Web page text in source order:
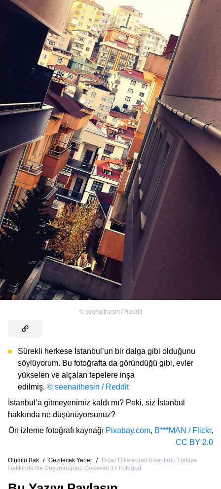
© seenaithesin / Reddit
Sürekli herkese İstanbul’un bir dalga gibi olduğunu
söylüyorum. Bu fotoğrafta da göründüğü gibi, evler
yükselen ve alçalan tepelere inşa
edilmiş. © seenaithesin / Reddit
İstanbul’a gitmeyenimiz kaldı mı? Peki, siz İstanbul
hakkında ne düşünüyorsunuz?
Ön izleme fotoğrafı kaynağı Pixabay.com, B***MAN / Flickr,
CC BY 2.0
Olumlu Bak / Gezilecek Yerler /
Diğer Ülkelerden İnsanların Türkiye
Hakkında Ne Düşündüğünü Gösteren 17 Fotoğraf